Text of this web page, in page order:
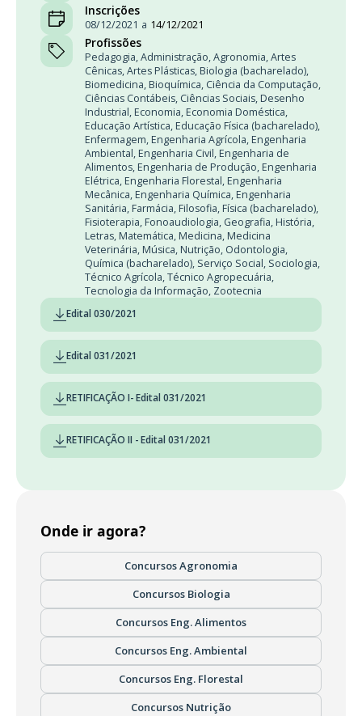
Inscrições
08/12/2021 a 14/12/2021
Profissões
Pedagogia,Administração,Agronomia,Artes
Cênicas,Artes Plásticas, Biologia (bacharelado),
Biomedicina, Bioquímica, Ciência da Computação,
Ciências Contábeis, Ciências Sociais, Desenho
Industrial, Economia, Economia Doméstica,
Educação Artística, Educação Física (bacharelado),
Enfermagem, Engenharia Agrícola, Engenharia
Ambiental, Engenharia Civil, Engenharia de
Alimentos, Engenharia de Produção, Engenharia
Elétrica, Engenharia Florestal, Engenharia
Mecânica, Engenharia Química, Engenharia
Sanitária, Farmácia, Filosofia, Física (bacharelado),
Fisioterapia, Fonoaudiologia, Geografia, História,
Letras, Matemática, Medicina, Medicina
Veterinária, Música, Nutrição, Odontologia,
Química (bacharelado), Serviço Social, Sociologia,
Técnico Agrícola,Técnico Agropecuária,
Tecnologia da Informação, Zootecnia
Edital 030/2021
Edital 031/2021
RETIFICAÇÃO I- Edital 031/2021
RETIFICAÇÃO II - Edital 031/2021
Onde ir agora?
Concursos Agronomia
Concursos Biologia
Concursos Eng. Alimentos
Concursos Eng. Ambiental
Concursos Eng. Florestal
Concursos Nutrição